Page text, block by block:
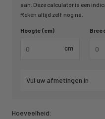
aan. Deze calculator is een
Reken altijd zelf nog na.
Hoogte (cm)
cm
Vul uw afmetingen in
Hoeveelheid: